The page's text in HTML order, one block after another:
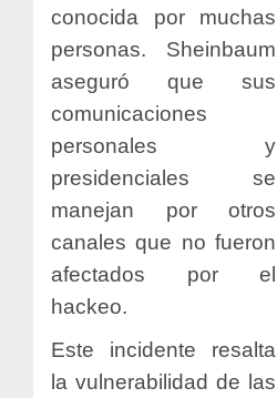
conocida por muchas
personas. Sheinbaum
aseguró que sus
comunicaciones
personales y
presidenciales se
manejan por otros
canales que no fueron
afectados por el
hackeo.
Este incidente resalta
la vulnerabilidad de las